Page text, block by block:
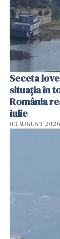
Seceta
situația în
România
iulie
03 AUGUST 2026